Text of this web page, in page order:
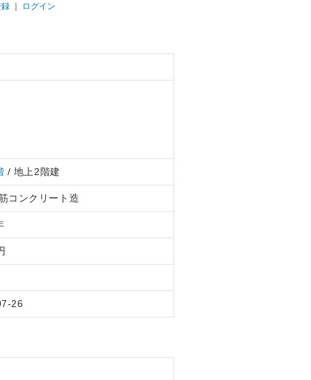
ログイン
/ 地上2階建
コンクリート造
26